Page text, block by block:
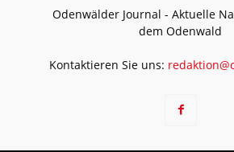
Odenwälder Journal - Aktuelle
dem Odenwald
Kontaktieren Sie uns: